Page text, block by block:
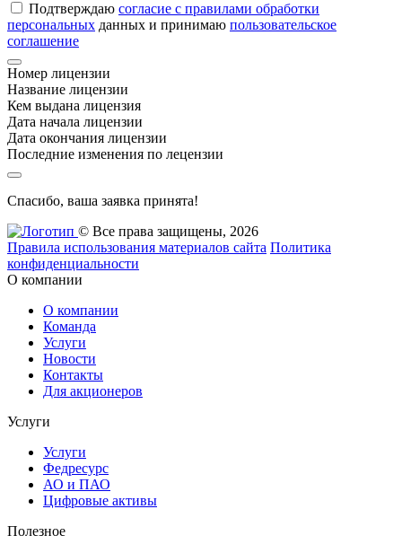
Подтверждаю согласие с правилами обработки
персональных данных и принимаю пользовательское
соглашение
Номер лицензии
Название лицензии
Кем выдана лицензия
Дата начала лицензии
Дата окончания лицензии
Последние изменения по лецензии
Спасибо, ваша заявка принята!
© Все права защищены, 2026
Правила использования материалов сайта Политика
конфиденциальности
О компании
О компании
Команда
Услуги
Новости
Контакты
Для акционеров
Услуги
Услуги
Федресурс
АО и ПАО
Цифровые активы
Полезное